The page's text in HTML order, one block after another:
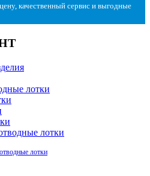
качественный сервис и выгодные
лотки
лотки
лотки